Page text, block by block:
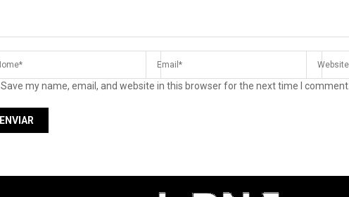
Save my name, email, and website in this browser for the next time I comment.